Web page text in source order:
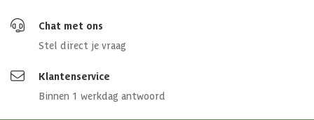
Chat met ons
Stel direct je vraag
Klantenservice
Binnen 1 werkdag antwoord